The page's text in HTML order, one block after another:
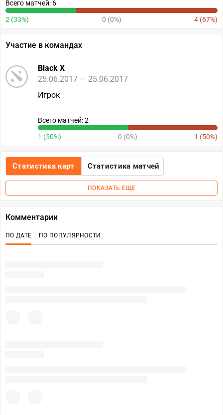
Всего матчей: 6
2 (33%) 0 (0%) 4 (67%)
Участие в командах
Black X
25.06.2017 — 25.06.2017
Игрок
Всего матчей: 2
1 (50%) 0 (0%) 1 (50%)
Статистика карт Статистика матчей
ПОКАЗАТЬ ЕЩЕ
Комментарии
ПО ДАТЕ ПО ПОПУЛЯРНОСТИ